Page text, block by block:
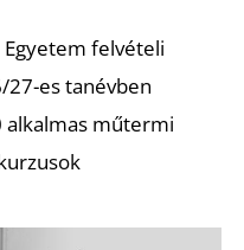
felvételi
27-es tanévben
alkalmas műtermi